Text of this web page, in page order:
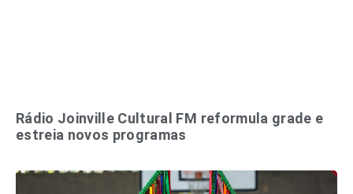
Rádio Joinville Cultural FM reformula grade e
estreia novos programas